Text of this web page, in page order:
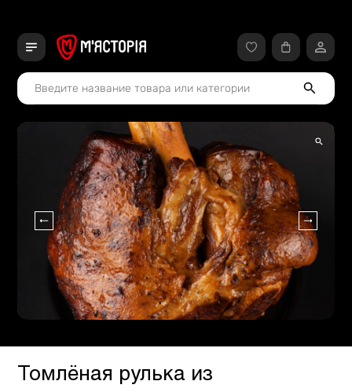
Томлёная рулька из